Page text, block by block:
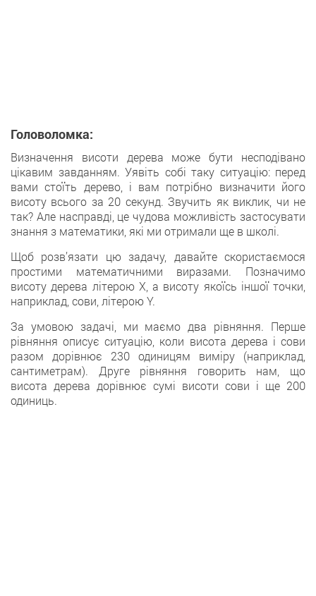
Головоломка:
Визначення висоти дерева може бути несподівано
цікавим завданням. Уявіть собі таку ситуацію: перед
вами стоїть дерево, і вам потрібно визначити його
висоту всього за 20 секунд. Звучить як виклик, чи не
так? Але насправді, це чудова можливість застосувати
знання з математики, які ми отримали ще в школі.
Щоб розв’язати цю задачу, давайте скористаємося
простими математичними виразами. Позначимо
висоту дерева літерою X, а висоту якоїсь іншої точки,
наприклад, сови, літерою Y.
За умовою задачі, ми маємо два рівняння. Перше
рівняння описує ситуацію, коли висота дерева і сови
разом дорівнює 230 одиницям виміру (наприклад,
сантиметрам). Друге рівняння говорить нам, що
висота дерева дорівнює сумі висоти сови і ще 200
одиниць.